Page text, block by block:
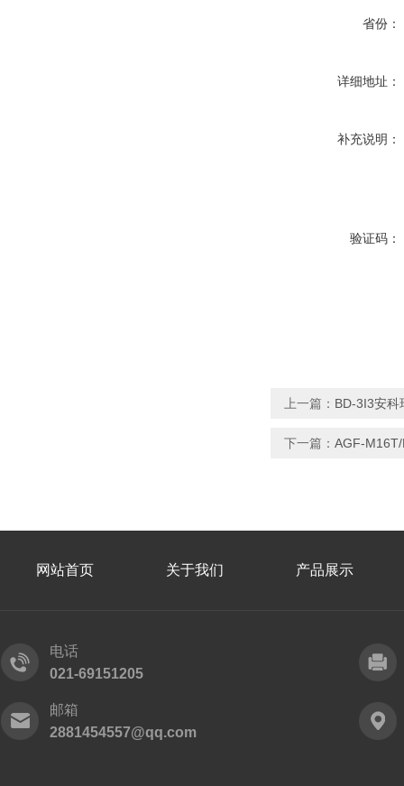
省份：
详细地址：
补充说明：
验证码：
上一篇： BD-3I3安科
下一篇： AGF-
网站首页 关于我们 产品展示
电话
021-69151205
邮箱
2881454557@qq.com